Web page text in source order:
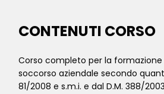
CONTENUTI CORSO
Corso completo per la
soccorso aziendale secondo
81/2008 e s.m.i. e dal D.M. 388/